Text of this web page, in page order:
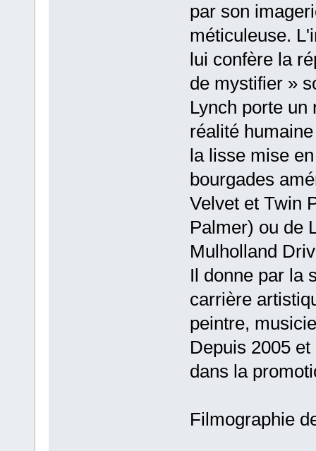
par son
méticuleuse.
lui confère la
de mystifier »
Lynch porte
réalité
la lisse mise
bourgades
Velvet et Twin
Palmer) ou de
Mulholland
Il donne par la
carrière
peintre,
Depuis 2005
dans la
Filmographie